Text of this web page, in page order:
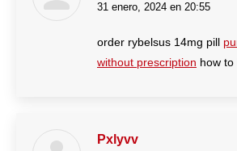
dice:
31 enero, 2024 en 20:55
order rybelsus 14mg pill
without prescription how to
Pxlyvv